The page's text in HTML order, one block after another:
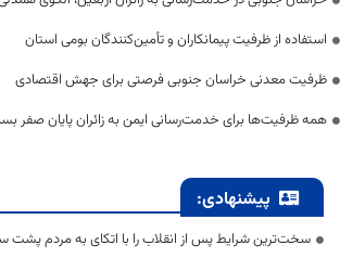
استفاده از ظرفیت پیمانکاران و تأمین‌کنندگان بومی استان
ظرفیت معدنی خراسان جنوبی فرصتی برای جهش اقتصادی
همه ظرفیت‌ها برای خدمت‌رسانی ایمن به زائران پایان صفر
پیشنهادی:
سخت‌ترین شرایط پس از انقلاب را با اتکای به مردم پشت